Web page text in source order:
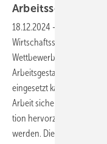
Arbeitsschutz
18.12.2024 -
Wirtschaftsstandort
Wettbewerbsvorteil
Arbeitsgestaltung und den
eingesetzt kann KI
Arbeit sicherer sowie
tion hervorzubringen,
werden. Diese stellt